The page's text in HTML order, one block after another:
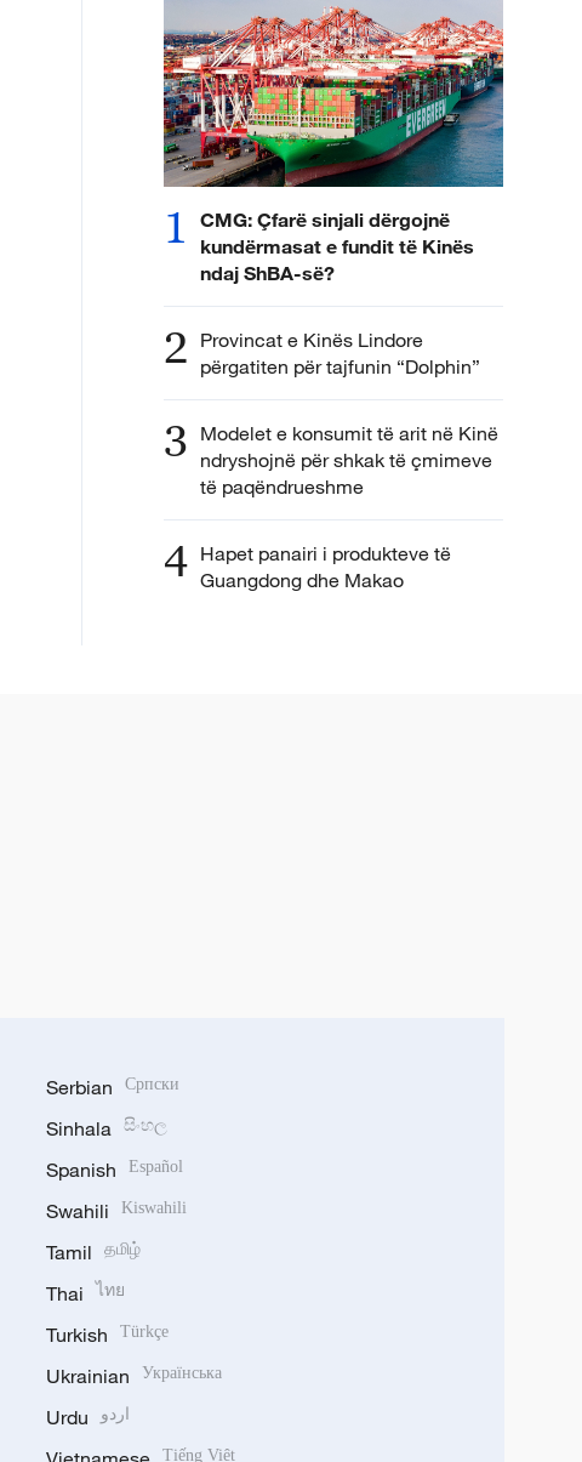
1
CMG: Çfarë sinjali dërgojnë
kundërmasat e fundit të Kinës
ndaj ShBA-së?
2 Provincat e Kinës Lindore
përgatiten për tajfunin “Dolphin”
3 Modelet e konsumit të arit në Kinë
ndryshojnë për shkak të çmimeve
të paqëndrueshme
4 Hapet panairi i produkteve të
Guangdong dhe Makao
Serbian Српски
Sinhala සිංහල
Spanish Español
Swahili Kiswahili
Tamil தமிழ்
Thai ไทย
Turkish Türkçe
Ukrainian Українська
Urdu اردو
Tiếng Việt